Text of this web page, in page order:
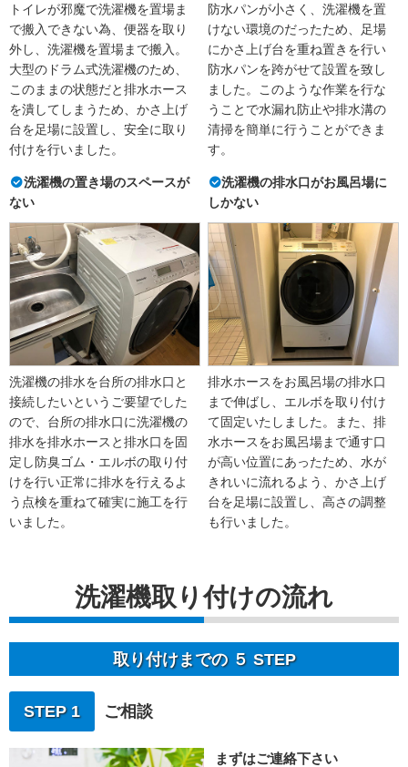
トイレが邪魔で洗濯機を置場ま
で搬入できない為、便器を取り
外し、洗濯機を置場まで搬入。
大型のドラム式洗濯機のため、
このままの状態だと排水ホース
を潰してしまうため、かさ上げ
台を足場に設置し、安全に取り
付けを行いました。
防水パンが小さく、洗濯機を置
けない環境のだったため、足場
にかさ上げ台を重ね置きを行い
防水パンを跨がせて設置を致し
ました。このような作業を行な
うことで水漏れ防止や排水溝の
清掃を簡単に行うことができま
す。
洗濯機の置き場のスペースが
ない
洗濯機の排水を台所の排水口と
接続したいというご要望でした
ので、台所の排水口に洗濯機の
排水を排水ホースと排水口を固
定し防臭ゴム・エルボの取り付
けを行い正常に排水を行えるよ
う点検を重ねて確実に施工を行
いました。
洗濯機の排水口がお風呂場に
しかない
排水ホースをお風呂場の排水口
まで伸ばし、エルボを取り付け
て固定いたしました。また、排
水ホースをお風呂場まで通す口
が高い位置にあったため、水が
きれいに流れるよう、かさ上げ
台を足場に設置し、高さの調整
も行いました。
洗濯機取り付けの流れ
取り付けまでの ５ STEP
STEP 1 ご相談
まずはご連絡下さい